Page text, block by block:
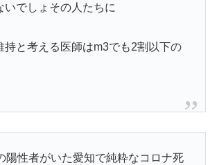
いでしょその人たちに
持と考える医師はm3でも2割以下の
陽性者がいた愛知で純粋なコロナ死